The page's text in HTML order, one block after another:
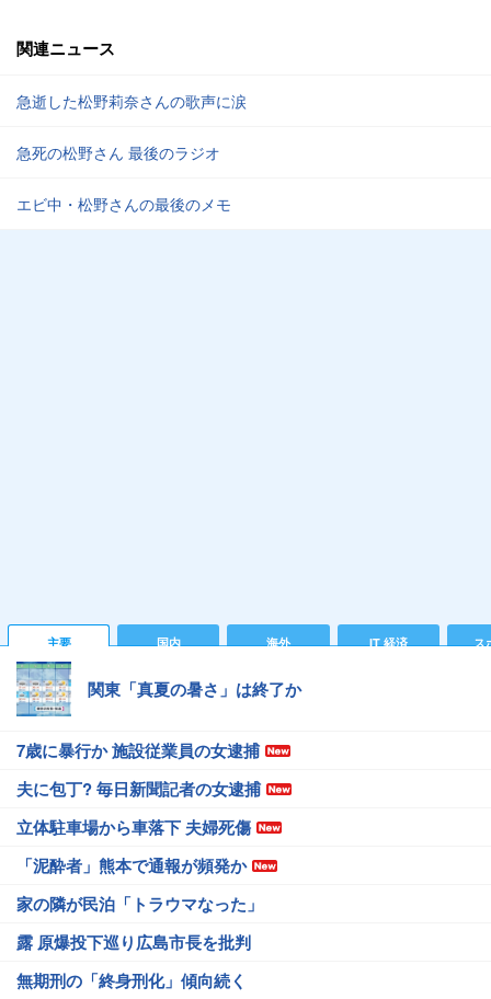
関連ニュース
急逝した松野莉奈さんの歌声に涙
急死の松野さん 最後のラジオ
エビ中・松野さんの最後のメモ
主要 国内 海外 IT 経済 ス
関東「真夏の暑さ」は終了か
7歳に暴行か 施設従業員の女逮捕
夫に包丁? 毎日新聞記者の女逮捕
立体駐車場から車落下 夫婦死傷
「泥酔者」熊本で通報が頻発か
家の隣が民泊「トラウマなった」
露 原爆投下巡り広島市長を批判
無期刑の「終身刑化」傾向続く